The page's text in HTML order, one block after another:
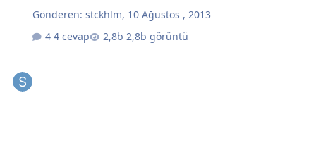
Gönderen:stckhlm, 10 Ağustos , 2013
4 cevap
2,8b görüntü